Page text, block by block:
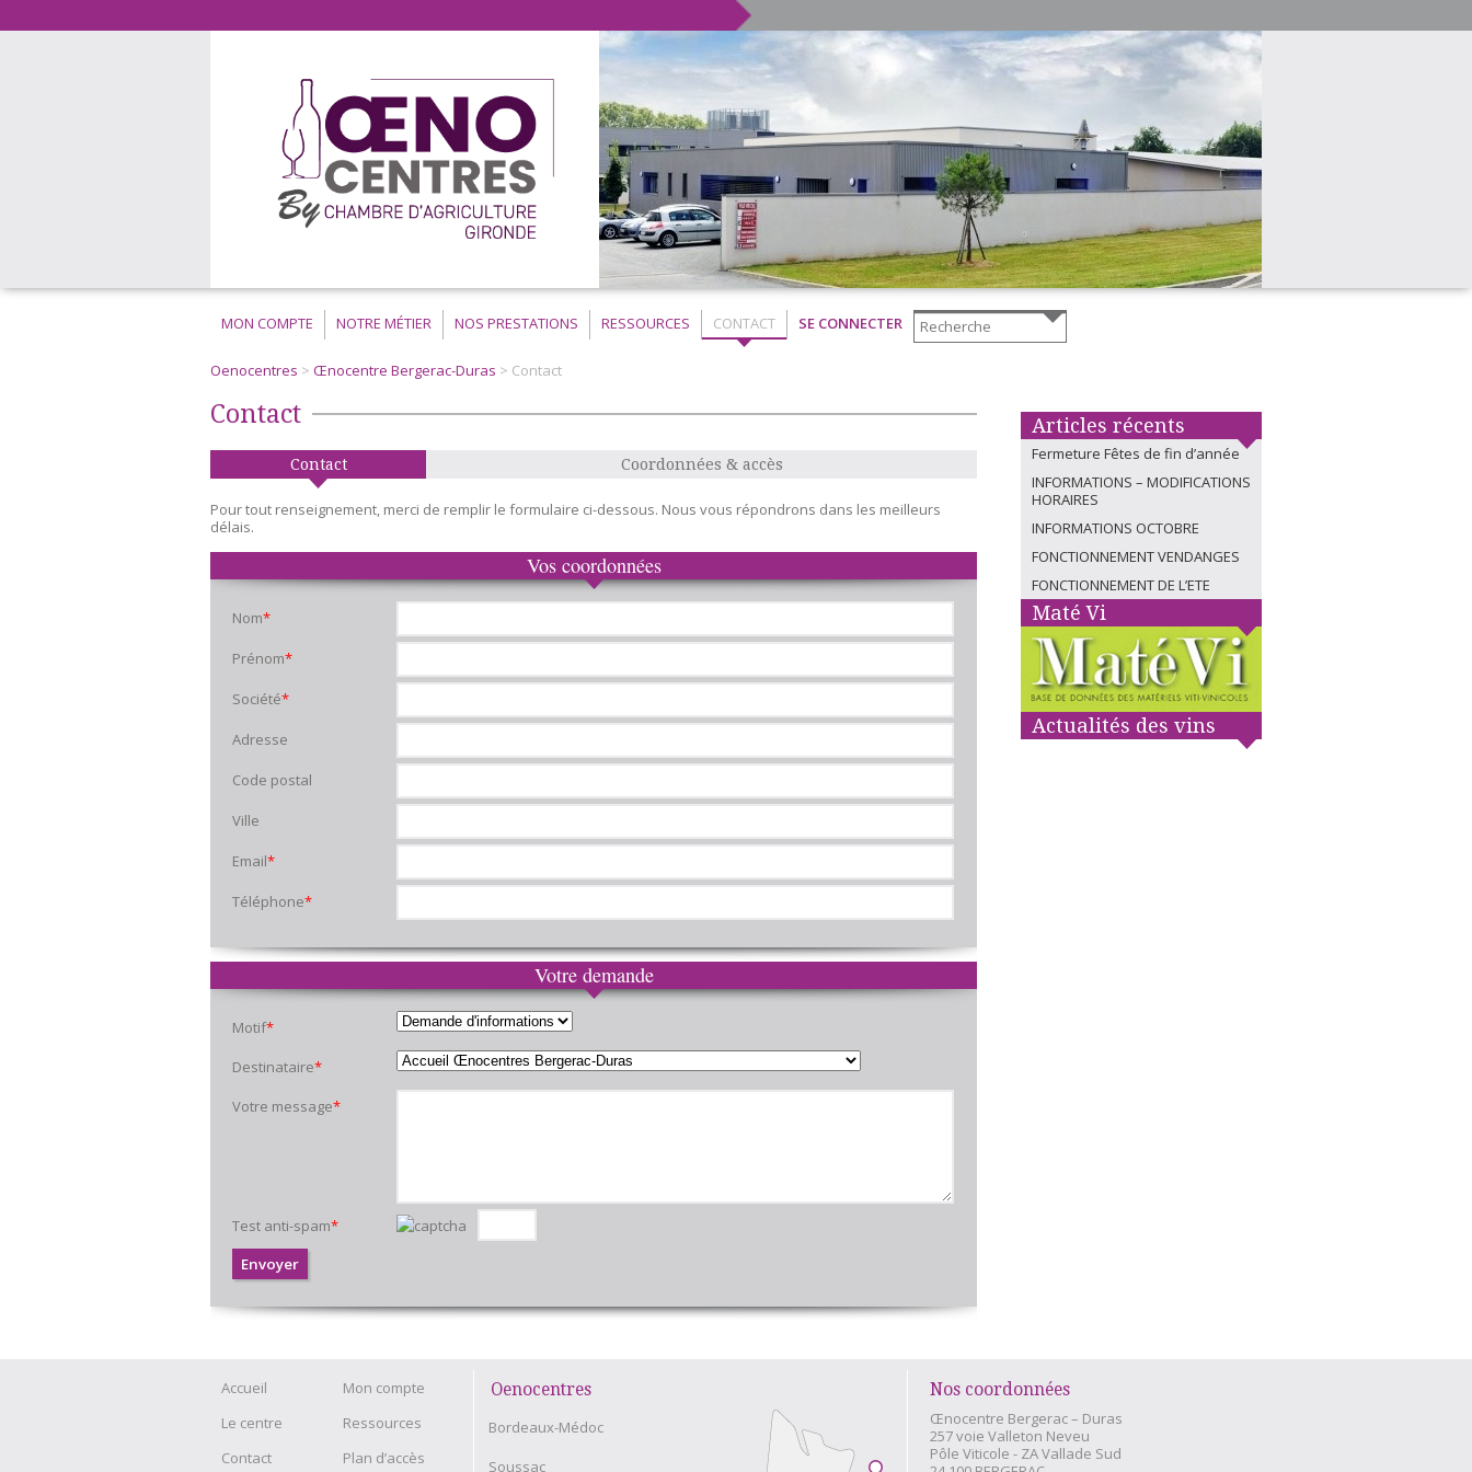
MON COMPTE NOTRE MÉTIER NOS PRESTATIONS RESSOURCES CONTACT SE CONNECTER
Oenocentres > Œnocentre Bergerac-Duras > Contact
Contact
Contact Coordonnées & accès
Pour tout renseignement, merci de remplir le formulaire ci-dessous. Nous vous répondrons dans les meilleurs
délais.
Vos coordonnées
Nom*
Prénom*
Société*
Adresse
Code postal
Ville
Email*
Téléphone*
Votre demande
Motif*
Destinataire*
Votre message*
Test anti-spam*
Articles récents
Fermeture Fêtes de fin d’année
INFORMATIONS – MODIFICATIONS
HORAIRES
INFORMATIONS OCTOBRE
FONCTIONNEMENT VENDANGES
FONCTIONNEMENT DE L’ETE
Maté Vi
Actualités des vins
Accueil
Mon compte
Le centre
Ressources
Contact
Plan d’accès
Oenocentres
Bordeaux-Médoc
Soussac
Nos coordonnées
Œnocentre Bergerac – Duras
257 voie Valleton Neveu
Pôle Viticole - ZA Vallade Sud